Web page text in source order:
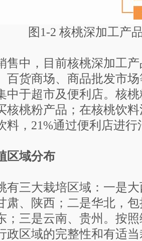
图1-2 核桃深加工产
中，目前核桃深加工产
百货商场、商品批发市
中于超市及便利店。核
核桃粉产品；在核桃饮
料，21%通过便利店进行
区域分布
三大栽培区域：一是大
肃、陕西；二是华北，
；三是云南、贵州。按
政区域的完整性和有适